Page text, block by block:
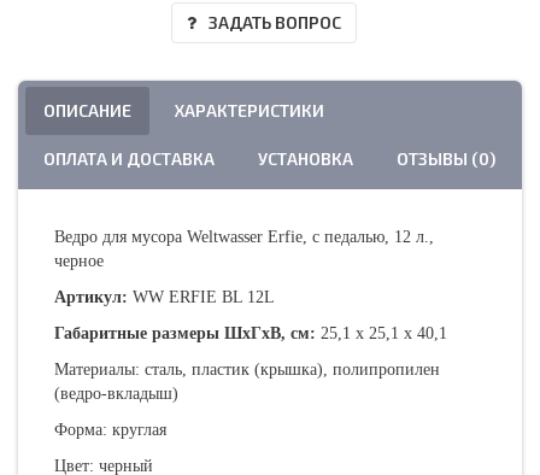
ЗАДАТЬ ВОПРОС
ОПИСАНИЕ ХАРАКТЕРИСТИКИ
ОПЛАТА И ДОСТАВКА УСТАНОВКА ОТЗЫВЫ (0)
Ведро для мусора Weltwasser Erfie, с педалью, 12 л.,
черное
Артикул: WW ERFIE BL 12L
Габаритные размеры ШхГхВ, см: 25,1 х 25,1 х 40,1
Материалы: сталь, пластик (крышка), полипропилен
(ведро-вкладыш)
Форма: круглая
Цвет: черный